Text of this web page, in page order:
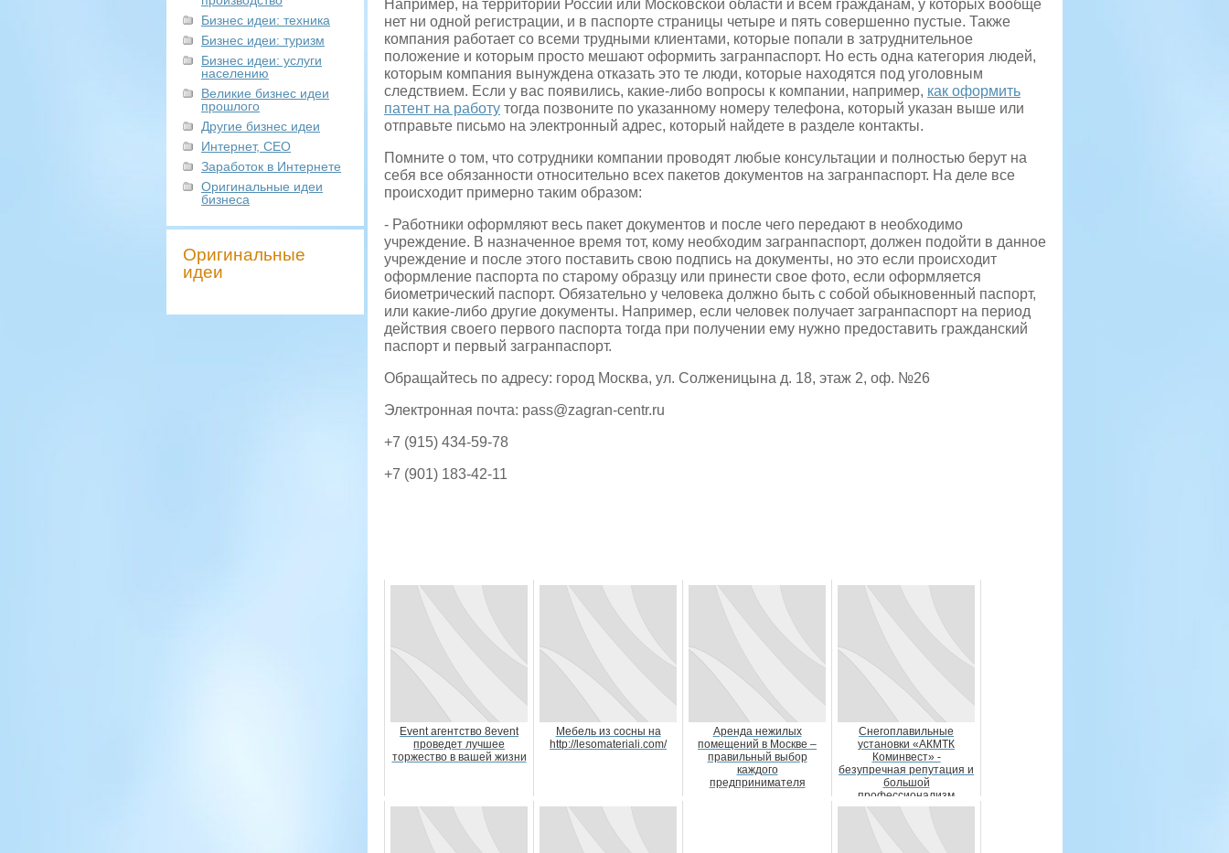
Бизнес идеи: техника
Бизнес идеи: туризм
Бизнес идеи: услуги
населению
Великие бизнес идеи
прошлого
Другие бизнес идеи
Интернет, СЕО
Заработок в Интернете
Оригинальные идеи
бизнеса
Оригинальные
идеи
Например, на территории России или Московской области и всем гражданам, у которых вообще
нет ни одной регистрации, и в паспорте страницы четыре и пять совершенно пустые. Также
компания работает со всеми трудными клиентами, которые попали в затруднительное
положение и которым просто мешают оформить загранпаспорт. Но есть одна категория людей,
которым компания вынуждена отказать это те люди, которые находятся под уголовным
следствием. Если у вас появились, какие-либо вопросы к компании, например, как оформить
патент на работу тогда позвоните по указанному номеру телефона, который указан выше или
отправьте письмо на электронный адрес, который найдете в разделе контакты.
Помните о том, что сотрудники компании проводят любые консультации и полностью берут на
себя все обязанности относительно всех пакетов документов на загранпаспорт. На деле все
происходит примерно таким образом:
- Работники оформляют весь пакет документов и после чего передают в необходимо
учреждение. В назначенное время тот, кому необходим загранпаспорт, должен подойти в данное
учреждение и после этого поставить свою подпись на документы, но это если происходит
оформление паспорта по старому образцу или принести свое фото, если оформляется
биометрический паспорт. Обязательно у человека должно быть с собой обыкновенный паспорт,
или какие-либо другие документы. Например, если человек получает загранпаспорт на период
действия своего первого паспорта тогда при получении ему нужно предоставить гражданский
паспорт и первый загранпаспорт.
Обращайтесь по адресу: город Москва, ул. Солженицына д. 18, этаж 2, оф. №26
Электронная почта: pass@zagran-centr.ru
+7 (915) 434-59-78
+7 (901) 183-42-11
Event агентство 8event
проведет лучшее
торжество в вашей жизни
Мебель из сосны на
http://lesomateriali.com/
Аренда нежилых
помещений в Москве –
правильный выбор
каждого
предпринимателя
Снегоплавильные
установки «АКМТК
Коминвест» -
безупречная репутация и
большой
профессионализм